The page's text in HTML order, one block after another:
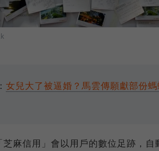
女兒大了被逼婚？馬雲傳願獻部份
芝麻信用」會以用戶的數位足跡，